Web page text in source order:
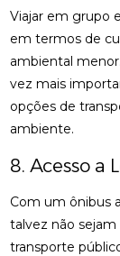
Viajar em grupo
em termos de
ambiental
vez mais
opções de
ambiente.
8. Acesso a
Com um ônibus
talvez não
transporte